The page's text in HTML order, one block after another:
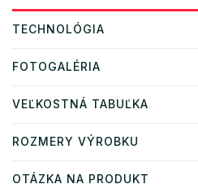
TECHNOLÓGIA
FOTOGALÉRIA
VEĽKOSTNÁ TABUĽKA
ROZMERY VÝROBKU
OTÁZKA NA PRODUKT